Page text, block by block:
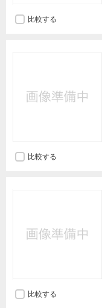
比較する
比較する
比較する